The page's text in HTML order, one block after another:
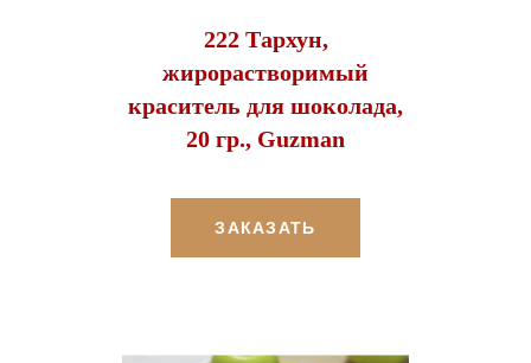
222 Тархун,
жирорастворимый
краситель для шоколада,
20 гр., Guzman
ЗАКАЗАТЬ